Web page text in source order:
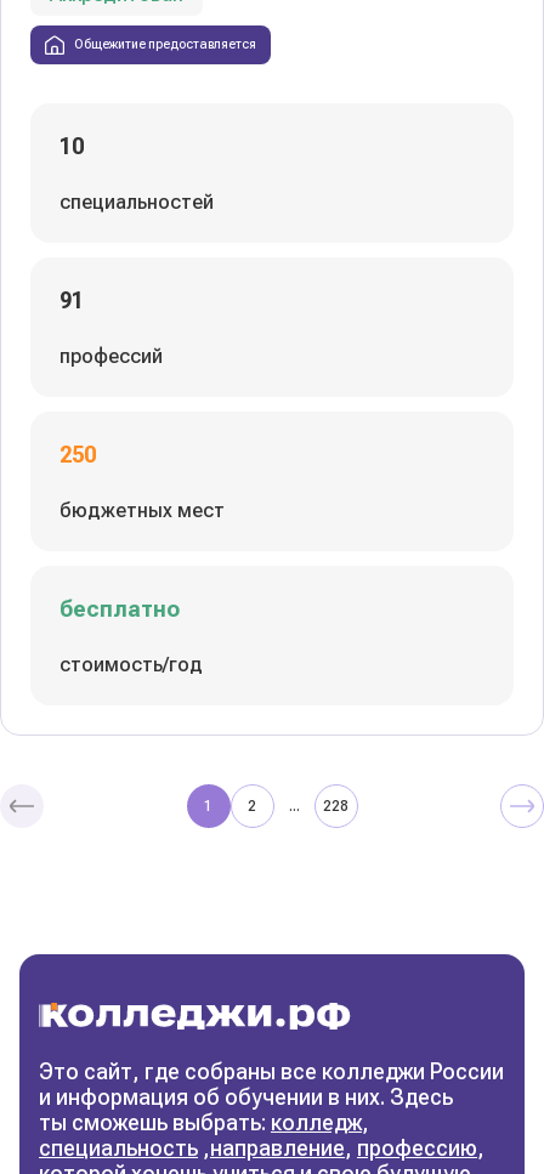
Общежитие предоставляется
10
специальностей
91
профессий
250
бюджетных мест
бесплатно
стоимость/год
колледж
Фильтры
Сбросить фильтры
1 2 ... 228
Это сайт, где собраны все колледжи России
и информация об обучении в них. Здесь
ты сможешь выбрать: колледж,
специальность ,направление, профессию,